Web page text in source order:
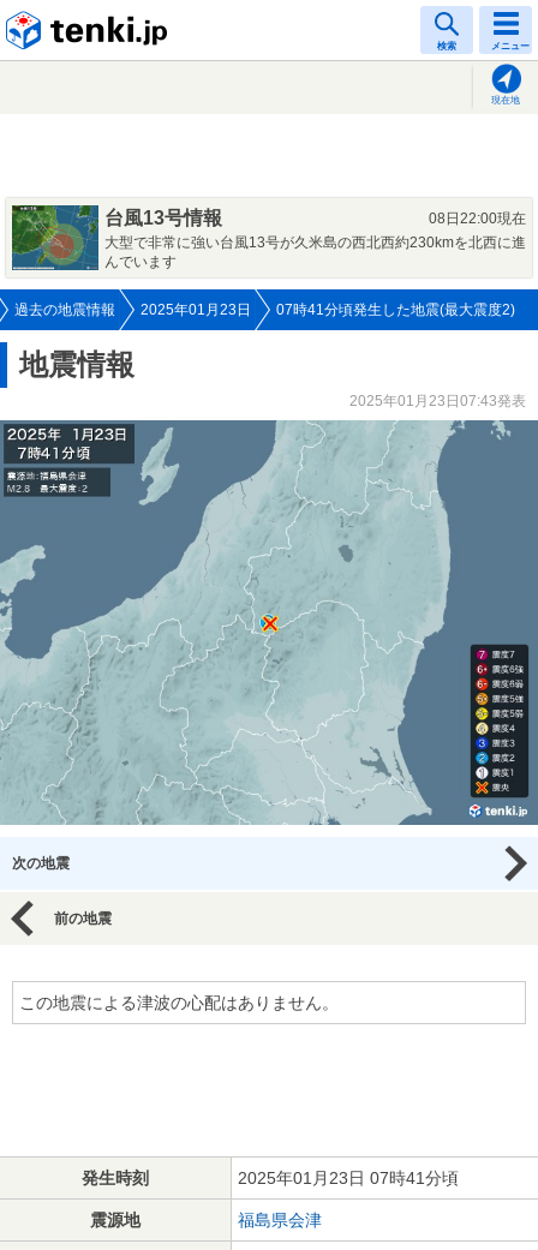
検索 メニュー
現在地
台風13号情報
08日22:00現在
大型で非常に強い台風13号が久米島の西北西約230kmを北西に進
んでいます
過去の地震情報 2025年01月23日 07時41分頃発生した地震(最大震度2)
地震情報
2025年01月23日07:43発表
次の地震
前の地震
この地震による津波の心配はありません。
発生時刻 2025年01月23日 07時41分頃
震源地 福島県会津